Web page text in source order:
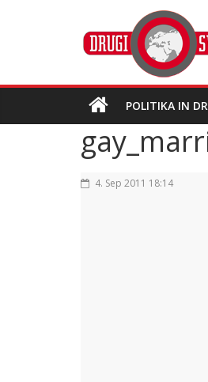
POLITIKA IN
4. Sep 2011 18:14